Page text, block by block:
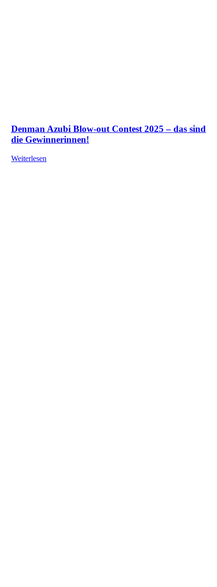
Denman Azubi Blow-out Contest 2025 – das sind
die Gewinnerinnen!
Weiterlesen